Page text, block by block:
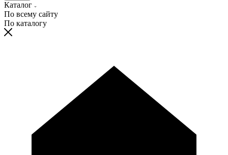
Каталог
По всему сайту
По каталогу